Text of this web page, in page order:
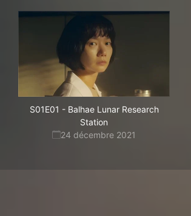
S01E01 - Balhae Lunar Research
Station
24 décembre 2021